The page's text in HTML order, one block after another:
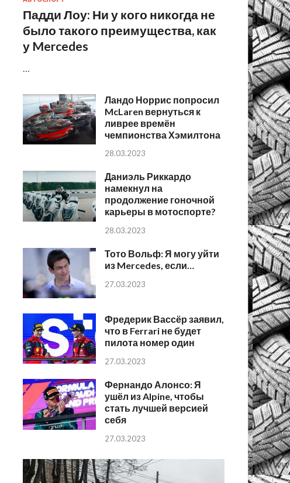
Падди Лоу: Ни у кого никогда не
было такого преимущества, как
у Mercedes
Ландо Норрис попросил
McLaren вернуться к
ливрее времён
чемпионства Хэмилтона
28.03.2023
Даниэль Риккардо
намекнул на
продолжение гоночной
карьеры в мотоспорте?
28.03.2023
Тото Вольф: Я могу уйти
из Mercedes, если…
27.03.2023
Фредерик Вассёр заявил,
что в Ferrari не будет
пилота номер один
27.03.2023
Фернандо Алонсо: Я
ушёл из Alpine, чтобы
стать лучшей версией
себя
27.03.2023